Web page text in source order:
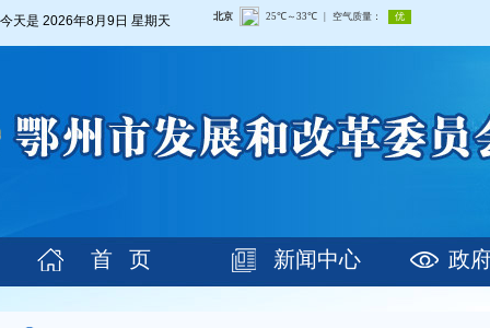
今天是 2026年8月9日 星期天
首 页 新闻中心 政